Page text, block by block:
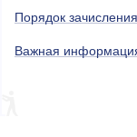
Порядок зачисления
Важная